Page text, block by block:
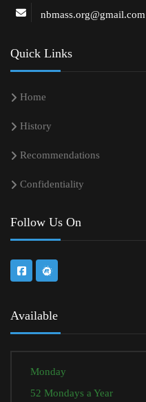
nbmass.org@gmail.com
Quick Links
Home
History
Recommendations
Confidentiality
Follow Us On
Available
Monday
52 Mondays a Year